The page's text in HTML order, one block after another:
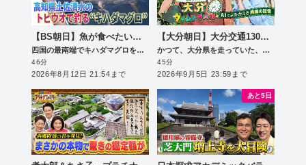
【BS朝日】魚が食べたい！ ～地魚さがして3000港～
四国の最南端でキハダマグロを手釣り!?
46分
2026年8月12日 21:54まで
【大分朝日】大分交通130周年記念番組 良純＆村重の大分タイムトラベル～ＡＩでよみがえる廃線の記憶～
かつて、大分県を走っていた、別大線、宇佐参宮線、耶馬渓線の3つの廃線をたどる歴史紀行
45分
2026年9月5日 23:59まで
あと5日